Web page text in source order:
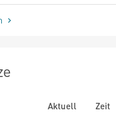
Aktuell
Zeit